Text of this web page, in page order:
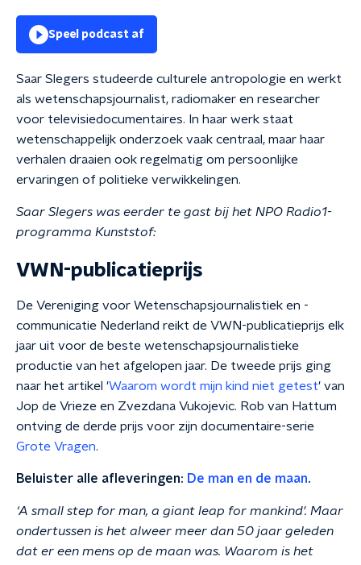
Speel podcast af
Saar Slegers studeerde culturele antropologie en werkt
als wetenschapsjournalist, radiomaker en researcher
voor televisiedocumentaires. In haar werk staat
wetenschappelijk onderzoek vaak centraal, maar haar
verhalen draaien ook regelmatig om persoonlijke
ervaringen of politieke verwikkelingen.
Saar Slegers was eerder te gast bij het NPO Radio1-
programma Kunststof:
VWN-publicatieprijs
De Vereniging voor Wetenschapsjournalistiek en -
communicatie Nederland reikt de VWN-publicatieprijs elk
jaar uit voor de beste wetenschapsjournalistieke
productie van het afgelopen jaar. De tweede prijs ging
naar het artikel 'Waarom wordt mijn kind niet getest' van
Jop de Vrieze en Zvezdana Vukojevic. Rob van Hattum
ontving de derde prijs voor zijn documentaire-serie
Grote Vragen.
Beluister alle afleveringen: De man en de maan.
‘A small step for man, a giant leap for mankind'. Maar
ondertussen is het alweer meer dan 50 jaar geleden
dat er een mens op de maan was. Waarom is het